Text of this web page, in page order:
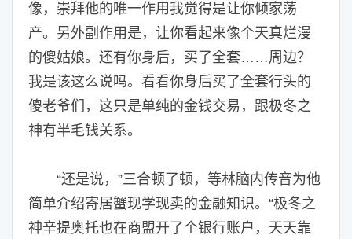
像，崇拜他的唯一作用我觉得是让你倾家荡
产。另外副作用是，让你看起来像个天真烂漫
的傻姑娘。还有你身后，买了全套……周边？
我是该这么说吗。看看你身后买了全套行头的
傻老爷们，这只是单纯的金钱交易，跟极冬之
神有半毛钱关系。
“还是说，”三合顿了顿，等林脑内传音为他
简单介绍寄居蟹现学现卖的金融知识。“极冬之
神辛提奥托也在商盟开了个银行账户，天天靠